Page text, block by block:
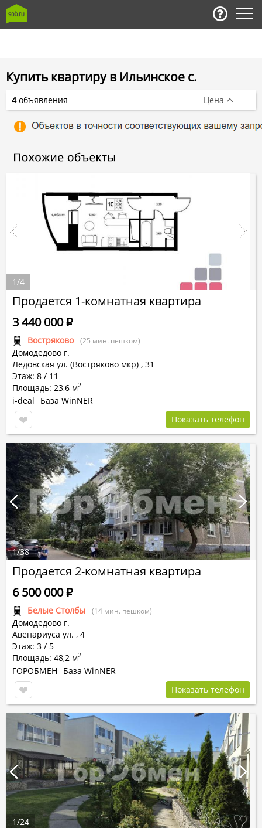
Купить квартиру в Ильинское с.
Продается 1-комнатная квартира
Востряково (25 мин. пешком)
Домодедово г.
Ледовская ул. (Востряково мкр) , 31
Этаж: 8 / 11
Площадь: 23,6 м2
3 440 000Р
i-deal
База WinNER
Показать телефон
1/4
Продается 2-комнатная квартира
Белые Столбы (14 мин. пешком)
Домодедово г.
Авенариуса ул. , 4
Этаж: 3 / 5
Площадь: 48,2 м2
6 500 000Р
ГОРОБМЕН
База WinNER
Показать телефон
1/38
1/24
4объявления Цена